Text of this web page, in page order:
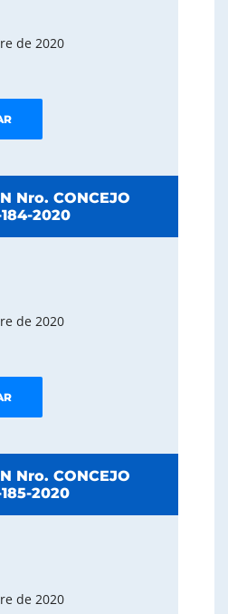
de 2020
Nro. CONCEJO
2020
de 2020
Nro. CONCEJO
2020
de 2020